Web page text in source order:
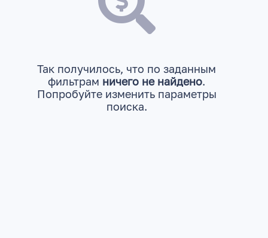
Так получилось, что по заданным
фильтрам ничего не найдено.
Попробуйте изменить параметры
поиска.